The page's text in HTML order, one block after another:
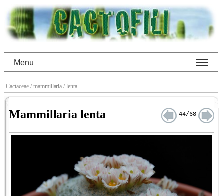
Menu
Cactaceae / mammillaria / lenta
Mammillaria lenta 44/68